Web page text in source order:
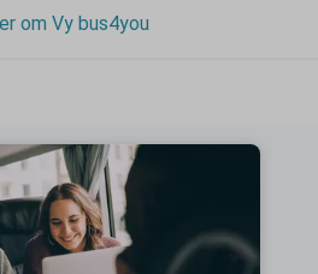
om Vy bus4you